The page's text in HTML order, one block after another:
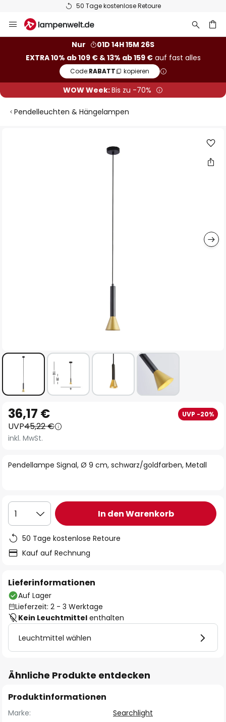
50 Tage kostenlose Retoure
Inhalt
Nur
01D 14H 15M 25S
EXTRA 10% ab 109 € & 13% ab 159 €auf fast alles
Code:RABATT kopieren
WOW Week:Bis zu -70%
Pendelleuchten & Hängelampen
Anfang
der
Bildgalerie
Pendellampe Signal, Ø 9 cm, schwarz/goldfarben, Metall
36,17 € UVP -20%
UVP45,22 €
inkl. MwSt.
1 In den Warenkorb
50 Tage kostenlose Retoure
Kauf auf Rechnung
Lieferinformationen
Auf Lager
Lieferzeit: 2 - 3 Werktage
Kein Leuchtmittel enthalten
Leuchtmittel wählen
Ähnliche Produkte entdecken
Produktinformationen
Marke:
Searchlight